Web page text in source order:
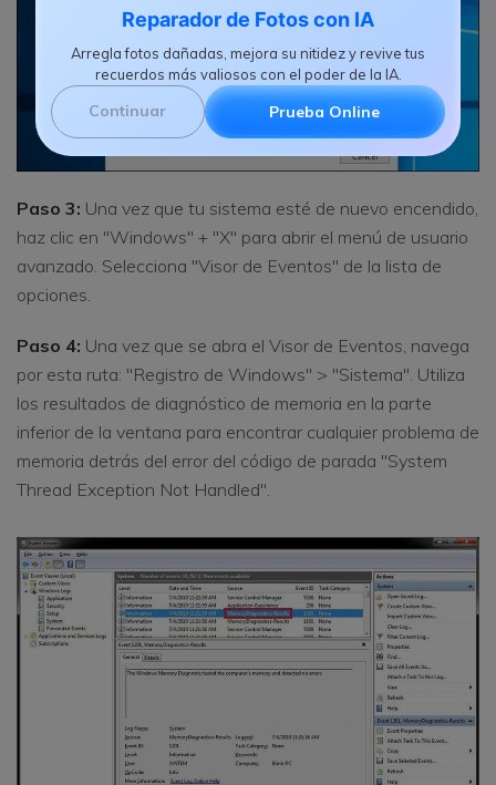
Reparador de Fotos con IA
Arregla fotos dañadas, mejora su nitidez y revive tus
recuerdos más valiosos con el poder de la IA.
Continuar Prueba Online
Paso 3: Una vez que tu sistema esté de nuevo encendido,
haz clic en "Windows" + "X" para abrir el menú de usuario
avanzado. Selecciona "Visor de Eventos" de la lista de
opciones.
Paso 4: Una vez que se abra el Visor de Eventos, navega
por esta ruta: "Registro de Windows" > "Sistema". Utiliza
los resultados de diagnóstico de memoria en la parte
inferior de la ventana para encontrar cualquier problema de
memoria detrás del error del código de parada "System
Thread Exception Not Handled".